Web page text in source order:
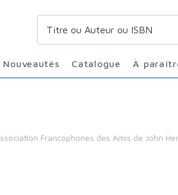
Nouveautés Catalogue À
Association Francophones des Amis de John